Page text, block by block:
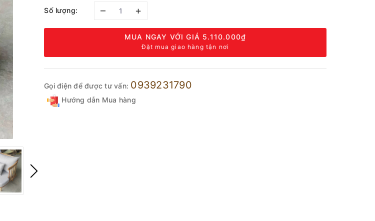
Số lượng: – +
MUA NGAY VỚI GIÁ 5.110.000₫
Đặt mua giao hàng tận nơi
Gọi điện để được tư vấn: 0939231790
Hướng dẫn Mua hàng